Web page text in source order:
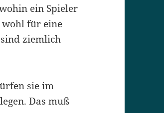
ein Spieler
wohl für eine
sind ziemlich
sie im
Das muß